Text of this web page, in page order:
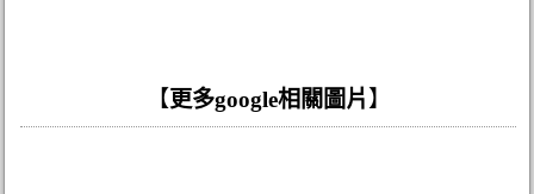
【更多google相關圖片 】